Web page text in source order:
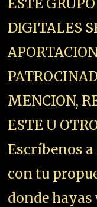
DIGITALES
MENCION,
ESTE U
Escríbenos
con tu
donde